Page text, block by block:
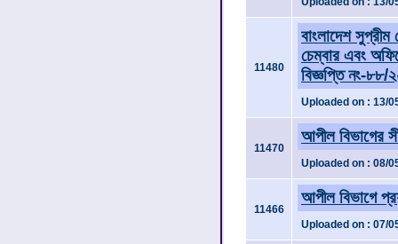
11480
বাংলাদেশ সুপ্রীম
চেম্বার এবং
বিজ্ঞপ্তি নং-
Uploaded on : 13/
11470
আপীল বিভাগের
Uploaded on : 08/
11466
আপীল বিভাগে
Uploaded on : 07/